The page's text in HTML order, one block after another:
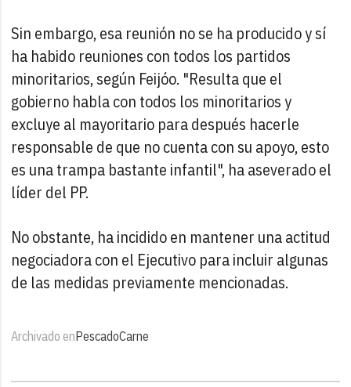
Sin embargo, esa reunión no se ha producido y sí
ha habido reuniones con todos los partidos
minoritarios, según Feijóo. "Resulta que el
gobierno habla con todos los minoritarios y
excluye al mayoritario para después hacerle
responsable de que no cuenta con su apoyo, esto
es una trampa bastante infantil", ha aseverado el
líder del PP.
No obstante, ha incidido en mantener una actitud
negociadora con el Ejecutivo para incluir algunas
de las medidas previamente mencionadas.
Archivado enPescadoCarne